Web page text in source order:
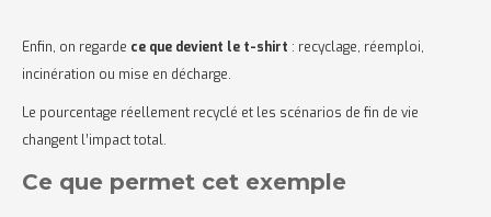
Enfin, on regarde ce que devient le t-shirt : recyclage, réemploi,
incinération ou mise en décharge.
Le pourcentage réellement recyclé et les scénarios de fin de vie
changent l’impact total.
Ce que permet cet exemple